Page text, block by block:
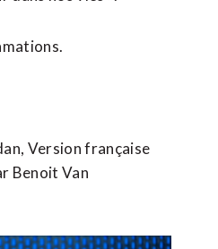
Version française
Benoit Van